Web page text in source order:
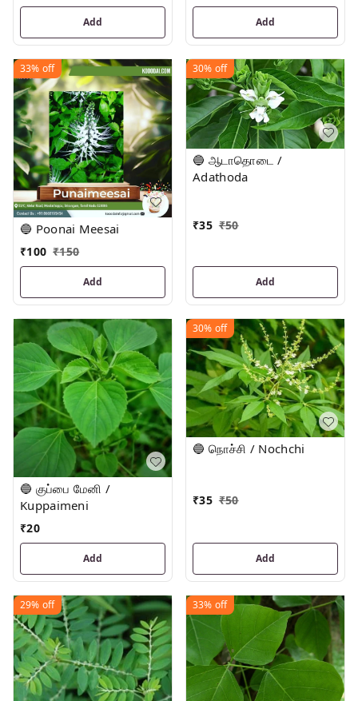
Add Add
33% off
🔵 Poonai Meesai
₹100 ₹150
Add
30% off
🔵 ஆடாதொடை /
Adathoda
₹35 ₹50
Add
🔵 குப்பை மேனி /
Kuppaimeni
₹20
Add
30% off
🔵 நொச்சி / Nochchi
₹35 ₹50
Add
29% off 33% off